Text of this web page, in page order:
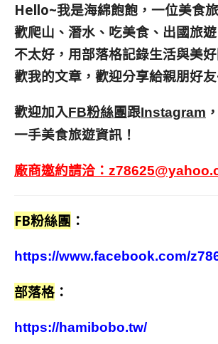
Hello~我是海綿飽飽，一位美食
歡爬山、潛水、吃美食、出國旅遊
不太好，用部落格記錄生活與美好
歡我的文章，歡迎分享給親朋好友
歡迎加入FB粉絲團跟Instagram
一手美食旅遊資訊！
廠商邀約請洽：
FB粉絲團 ：
https://www.facebook.com/
部落格 ：
https://hamibobo.tw/